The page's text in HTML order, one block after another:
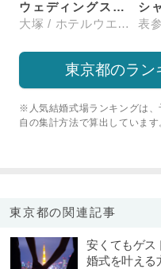
ウェディングスホテル・ベルクラシック東京
大塚 / ホテルウエディング
東京都のラン
※人気結婚式場ランキングは
自の集計方法で算出していま
東京都の関連記事
安くてもゲス
婚式を叶える